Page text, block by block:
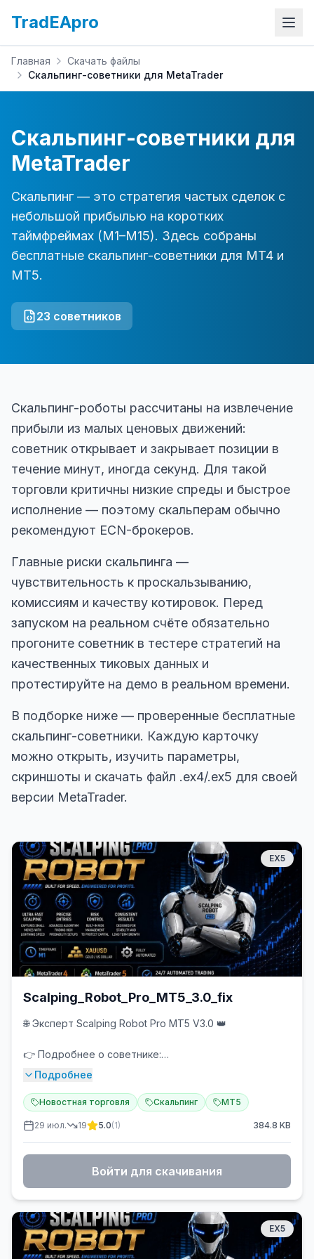
TradEApro
Главная
Скачать файлы
Скальпинг-советники для MetaTrader
Скальпинг-советники для
MetaTrader
Скальпинг — это стратегия частых сделок с
небольшой прибылью на коротких
таймфреймах (M1–M15). Здесь собраны
бесплатные скальпинг-советники для MT4 и
MT5.
23 советников
Скальпинг-роботы рассчитаны на извлечение
прибыли из малых ценовых движений:
советник открывает и закрывает позиции в
течение минут, иногда секунд. Для такой
торговли критичны низкие спреды и быстрое
исполнение — поэтому скальперам обычно
рекомендуют ECN-брокеров.
Главные риски скальпинга —
чувствительность к проскальзыванию,
комиссиям и качеству котировок. Перед
запуском на реальном счёте обязательно
прогоните советник в тестере стратегий на
качественных тиковых данных и
протестируйте на демо в реальном времени.
В подборке ниже — проверенные бесплатные
скальпинг-советники. Каждую карточку
можно открыть, изучить параметры,
скриншоты и скачать файл .ex4/.ex5 для своей
версии MetaTrader.
EX5
Scalping_Robot_Pro_MT5_3.0_fix
🌐 Эксперт Scalping Robot Pro MT5 V3.0 👑
👉 Подробнее о советнике:
https://www.mql5.com/ru/market/product/149463
https://www.mql5.com/en/signals/2376536
⭐️ Scalping Robot Pro — профессиональная торговая
система для быстрого и точного скальпинга на
XAUUSD на таймфрейме M1. Система разработана
для захвата краткосрочных рыночных движений с
реальном времени, изменения импульса,
краткосрочную волатильность и применяя
селективные техники сеточного управления
Подробнее
Новостная торговля Скальпинг MT5
29 июл. 19 5.0(1) 384.8 KB
Войти для скачивания
EX5